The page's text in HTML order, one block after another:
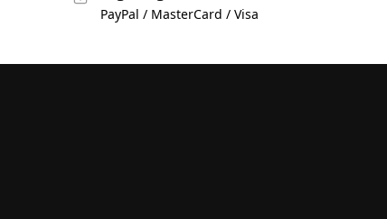
PayPal / MasterCard / Visa